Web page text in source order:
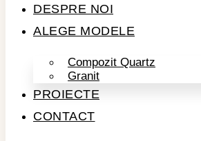
DESPRE NOI
ALEGE MODELE
Compozit Quartz
Granit
PROIECTE
CONTACT